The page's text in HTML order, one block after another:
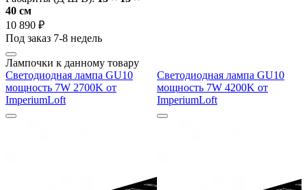
40 cм
10 890 ₽
Под заказ 7-8 недель
Лампочки к данному товару
Светодиодная лампа GU10
мощность 7W 2700K от
ImperiumLoft
Светодиодная лампа GU10
мощность 7W 4200K от
ImperiumLoft